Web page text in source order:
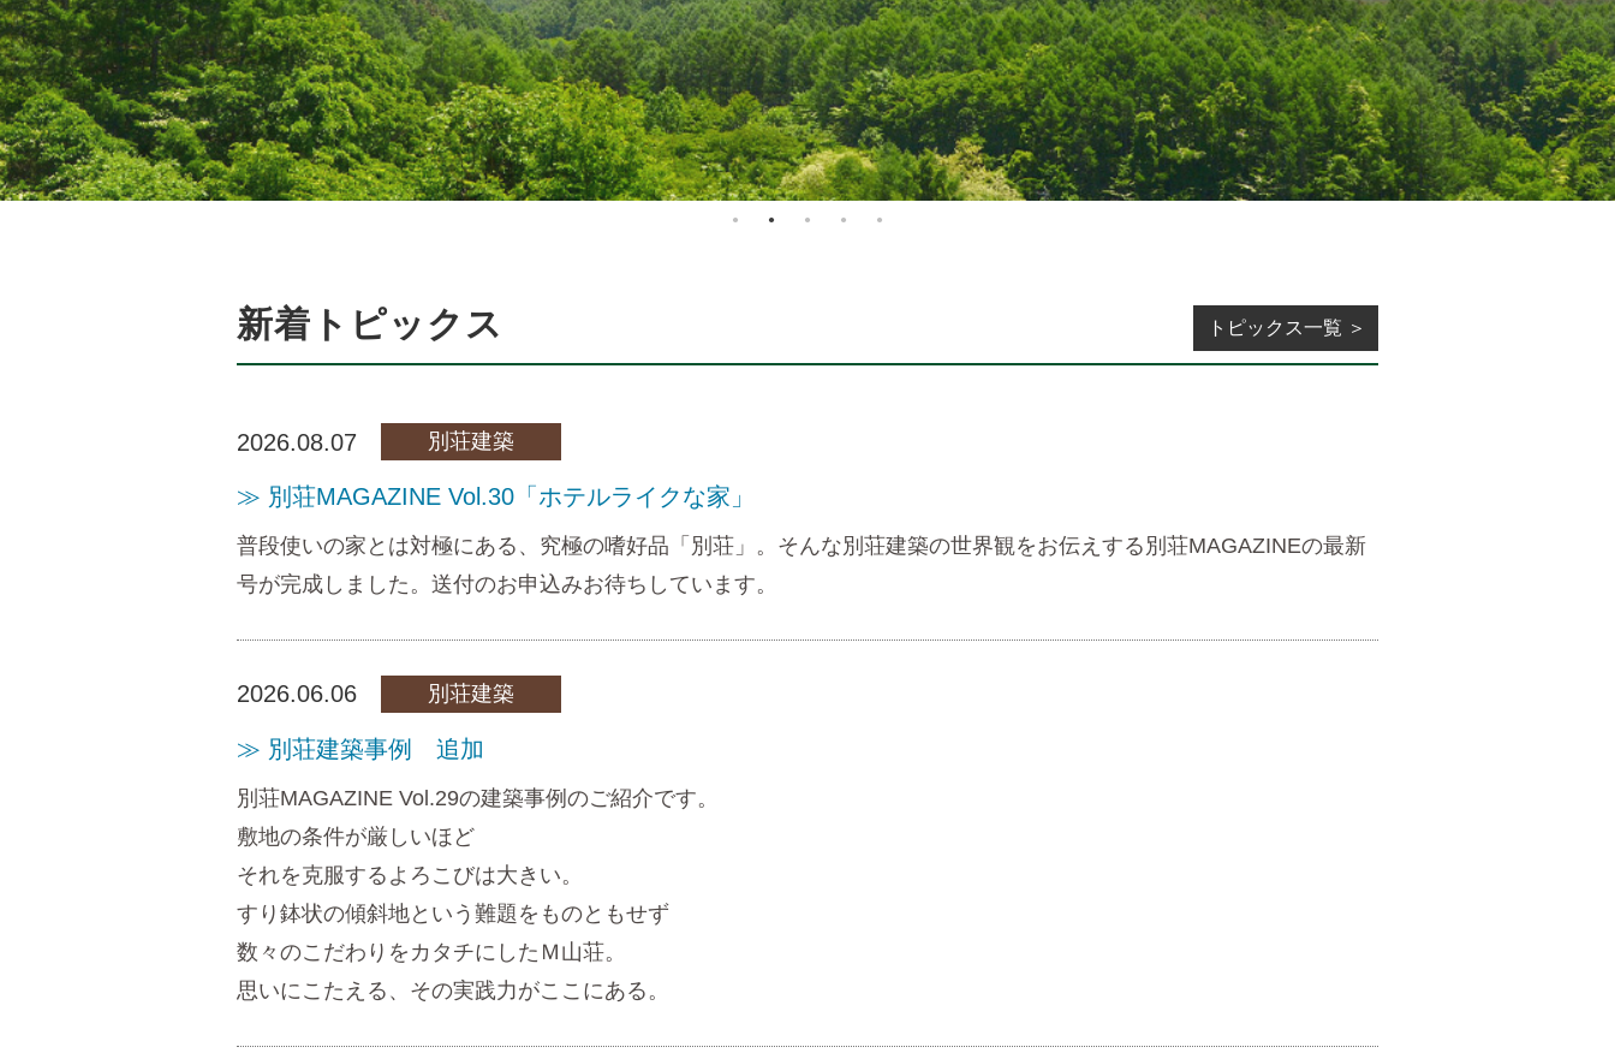
新着トピックス トピックス一覧 ＞
2026.08.07 別荘建築
≫ 別荘MAGAZINE Vol.30「ホテルライクな家」
普段使いの家とは対極にある、究極の嗜好品「別荘」。そんな別荘建築の世界観をお伝えする別荘MAGAZINEの最新
号が完成しました。送付のお申込みお待ちしています。
2026.06.06 別荘建築
≫ 別荘建築事例 追加
別荘MAGAZINE Vol.29の建築事例のご紹介です。
敷地の条件が厳しいほど
それを克服するよろこびは大きい。
すり鉢状の傾斜地という難題をものともせず
数々のこだわりをカタチにしたＭ山荘。
思いにこたえる、その実践力がここにある。